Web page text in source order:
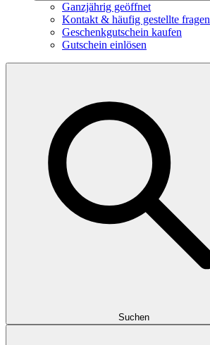
Ganzjährig geöffnet
Kontakt & häufig gestellte fragen
Geschenkgutschein kaufen
Gutschein einlösen
Suchen